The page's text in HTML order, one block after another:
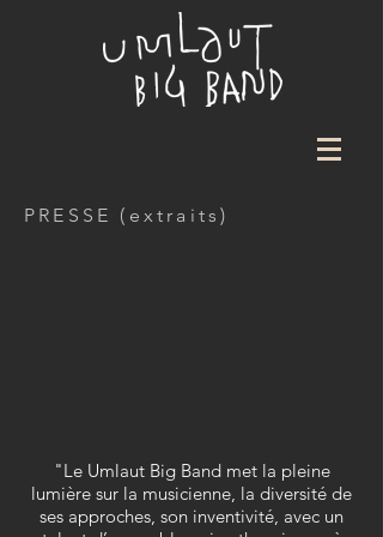
PRESSE (extraits)
"Le Umlaut Big Band met la pleine
lumière sur la musicienne, la diversité de
ses approches, son inventivité, avec un